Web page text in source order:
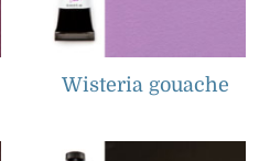
Wisteria gouache